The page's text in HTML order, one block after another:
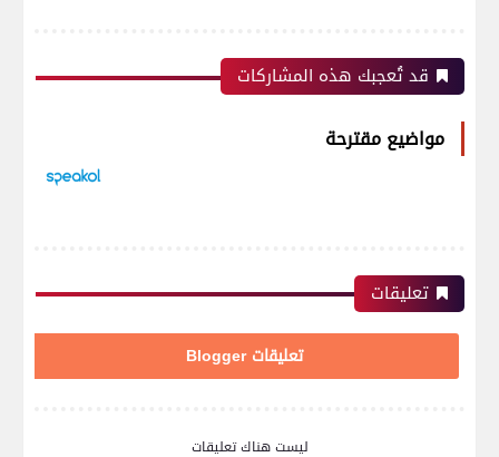
قد تُعجبك هذه المشاركات
مواضيع مقترحة
تعليقات
تعليقات Blogger
ليست هناك تعليقات